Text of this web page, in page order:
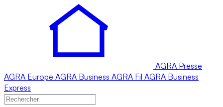
AGRA Presse
AGRA Europe AGRA Business AGRA Fil AGRA Business
Express